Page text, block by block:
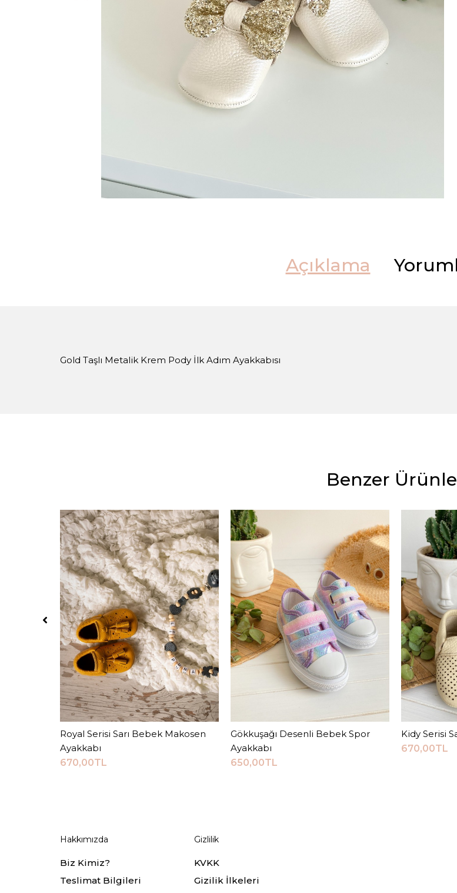
Açıklama
Gold Taşlı Metalik Krem Pody İlk Adım Ayakkabısı
Benzer
Sepete Ekle
Royal Serisi Sarı Bebek Makosen
Ayakkabı
670,00TL
Sepete Ekle
Gökkuşağı Desenli Bebek Spor
Ayakkabı
650,00TL
Kidy Serisi
670,00TL
Hakkımızda
Biz Kimiz?
Teslimat Bilgileri
Gizlilik
KVKK
Gizilik İlkeleri